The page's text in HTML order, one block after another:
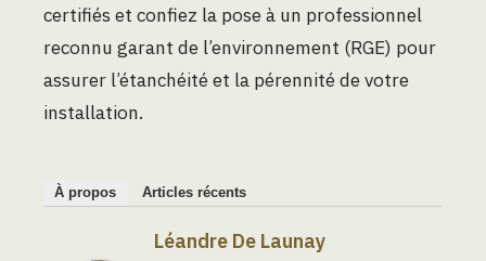
certifiés et confiez la pose à un professionnel
reconnu garant de l’environnement (RGE) pour
assurer l’étanchéité et la pérennité de votre
installation.
À propos Articles récents
Léandre De Launay